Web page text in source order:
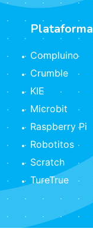
Plataforma
Compluino
Crumble
KIE
Microbit
Raspberry Pi
Robotitos
Scratch
TureTrue